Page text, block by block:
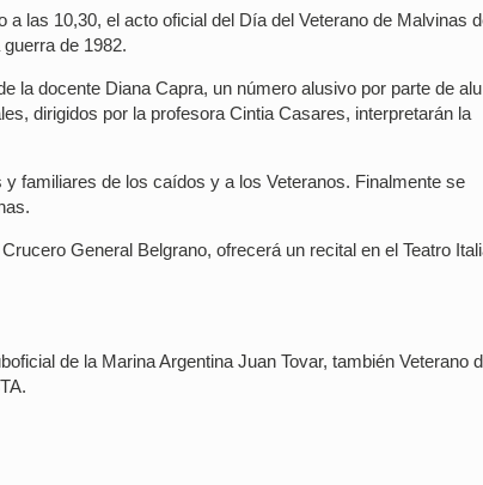
las 10,30, el acto oficial del Día del Veterano de Malvinas
de 1982.
la docente Diana Capra, un número alusivo por parte de
dirigidos por la profesora Cintia Casares, interpretarán la
familiares de los caídos y a los Veteranos. Finalmente se
General Belgrano, ofrecerá un recital en el Teatro
de la Marina Argentina Juan Tovar, también Veterano